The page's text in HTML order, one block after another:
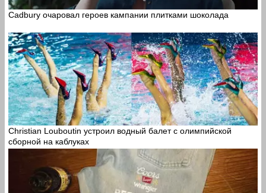
Cadbury очаровал героев кампании плитками шоколада
Christian Louboutin устроил водный балет с олимпийской
сборной на каблуках